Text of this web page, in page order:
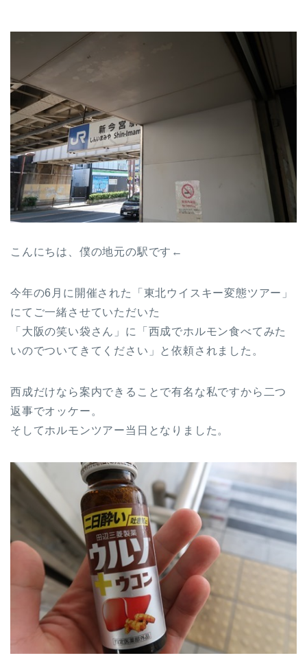
こんにちは、僕の地元の駅です←
今年の6月に開催された「東北ウイスキー変態ツアー」
にてご一緒させていただいた
「大阪の笑い袋さん」に「西成でホルモン食べてみた
いのでついてきてください」と依頼されました。
西成だけなら案内できることで有名な私ですから二つ
返事でオッケー。
そしてホルモンツアー当日となりました。